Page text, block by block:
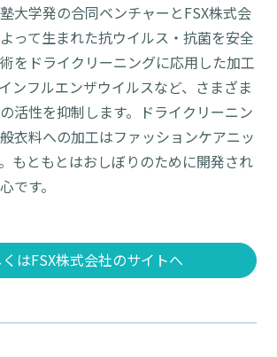
大学発の合同ベンチャーとFSX株式会
って生まれた抗ウイルス・抗菌を安全
をドライクリーニングに応用した加工
ンフルエンザウイルスなど、さまざま
活性を抑制します。ドライクリーニン
衣料への加工はファッションケアニッ
もともとはおしぼりのために開発され
です。
はFSX株式会社のサイトへ